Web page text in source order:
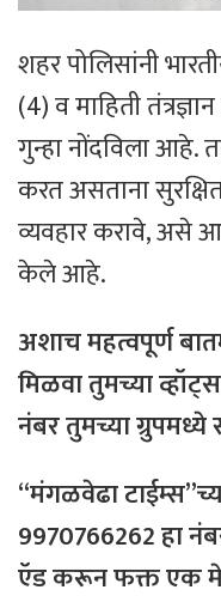
शहर पोलिसांनी
(4) व माहिती
गुन्हा नोंदविला आहे.
करत असताना
व्यवहार करावे, असे
केले आहे.
अशाच महत्वपूर्ण
मिळवा तुमच्या
नंबरतुमच्याग्रुपमध्ये
“मंगळवेढा
9970766262 हा
ऍड करून फक्त एक